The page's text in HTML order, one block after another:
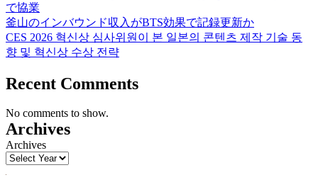
で協業
釜山のインバウンド収入がBTS効果で記録更新か
CES 2026 혁신상 심사위원이 본 일본의 콘텐츠 제작 기술 동
향 및 혁신상 수상 전략
Recent Comments
No comments to show.
Archives
Archives